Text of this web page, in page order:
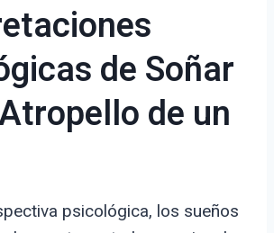
de Soñar
de un
psicológica, los sueños